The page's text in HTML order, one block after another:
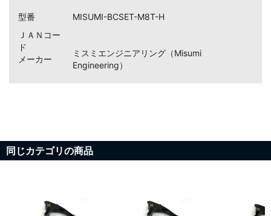
型番
MISUMI-BCSET-M8T-H
ＪＡＮコー
ド
メーカー
ミスミエンジニアリング（Misumi
Engineering）
同じカテゴリの商品